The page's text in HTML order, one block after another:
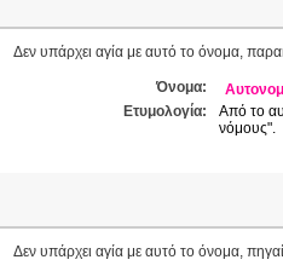
Δεν υπάρχει αγία με αυτό το όνομα,
Όνομα:
Ετυμολογία:
Από το
νόμους".
Δεν υπάρχει αγία με αυτό το όνομα,